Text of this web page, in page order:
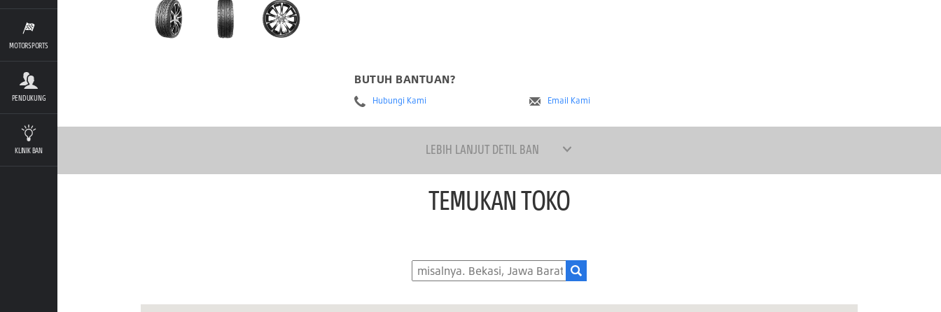
MOTORSPORTS
PENDUKUNG
KLINIK BAN
BUTUH BANTUAN?
Hubungi Kami Email Kami
LEBIH LANJUT DETIL BAN
TEMUKAN TOKO